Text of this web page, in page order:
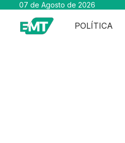
07 de Agosto de 2026
POLÍTICA